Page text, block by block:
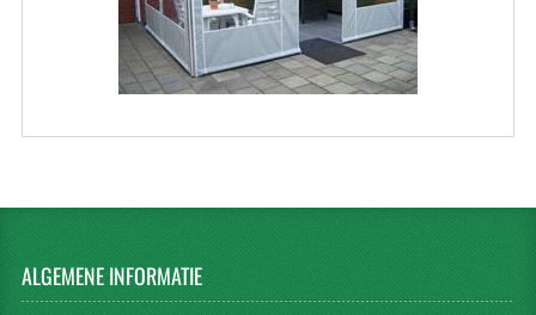
ALGEMENEINFORMATIE